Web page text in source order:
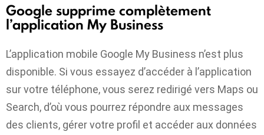
Google supprime complètement
l’application My Business
L’application mobile Google My Business n’est plus
disponible. Si vous essayez d’accéder à l’application
sur votre téléphone, vous serez redirigé vers Maps ou
Search, d’où vous pourrez répondre aux messages
des clients, gérer votre profil et accéder aux données